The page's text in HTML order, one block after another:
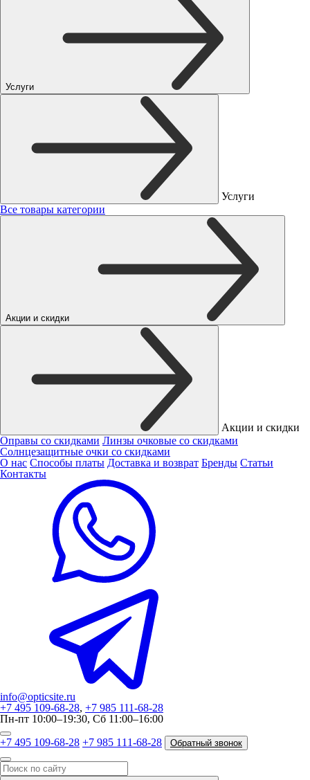
Услуги
Услуги
Все товары категории
Акции и скидки
Акции и скидки
Оправы со скидками Линзы очковые со скидками
Солнцезащитные очки со скидками
О нас Способы платы Доставка и возврат Бренды Статьи
Контакты
info@opticsite.ru
+7 495 109-68-28, +7 985 111-68-28
Пн-пт 10:00–19:30, Сб 11:00–16:00
+7 495 109-68-28 +7 985 111-68-28 Обратный звонок